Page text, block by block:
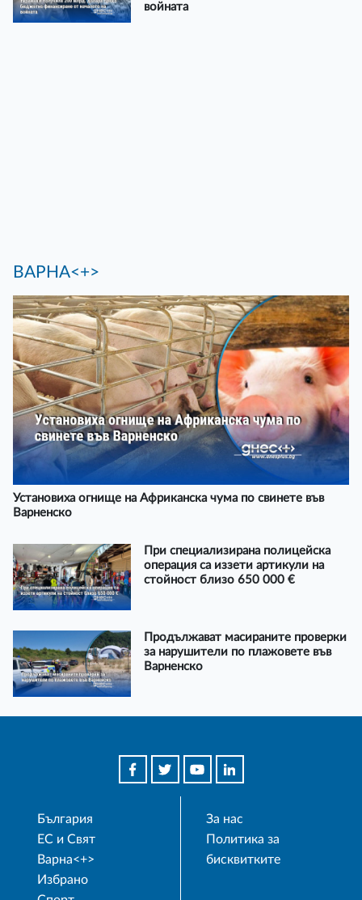
войната
ВАРНА<+>
Установиха огнище на Африканска чума по свинете във
Варненско
При специализирана полицейска
операция са иззети артикули на
стойност близо 650 000 €
Продължават масираните проверки
за нарушители по плажовете във
Варненско
България
ЕС и Свят
Варна<+>
Избрано
За нас
Политика за
бисквитките